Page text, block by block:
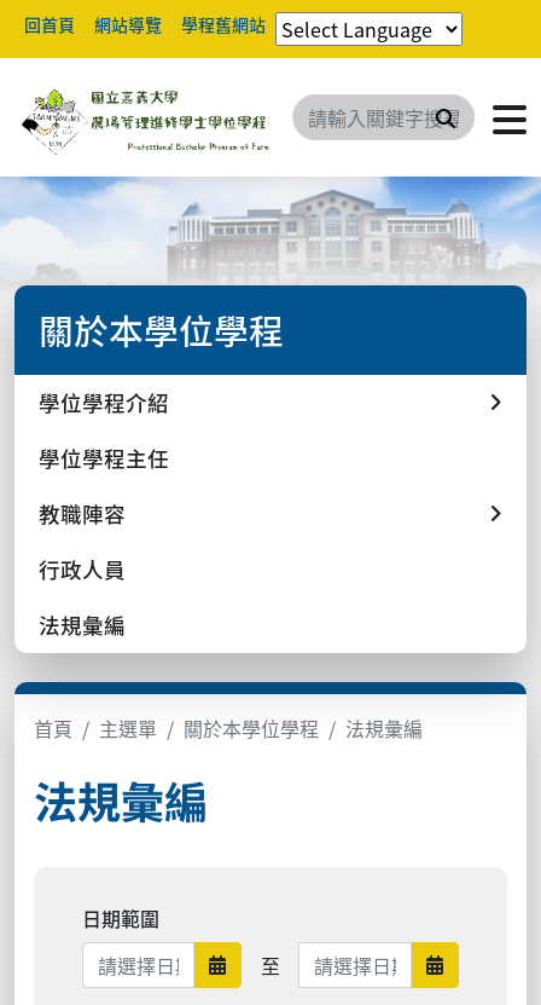
回首頁 網站導覽 學程舊網站
搜尋
關於本學位學程
學位學程介紹
學位學程主任
教職陣容
行政人員
法規彙編
首頁 主選單 關於本學位學程 法規彙編
法規彙編
日期範圍
日期範圍開始
至 日期範圍結束 日期範圍